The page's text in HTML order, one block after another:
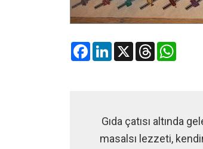
FacebookLinkedIn
X Threads
Gıda çatısı altında
masalsı lezzeti,